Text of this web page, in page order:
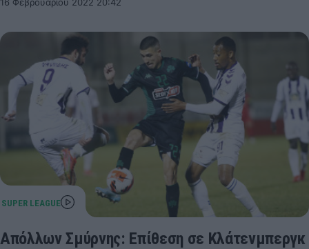
Απόλλων Σμύρνης: Επίθεση σε Κλάτενμπεργκ